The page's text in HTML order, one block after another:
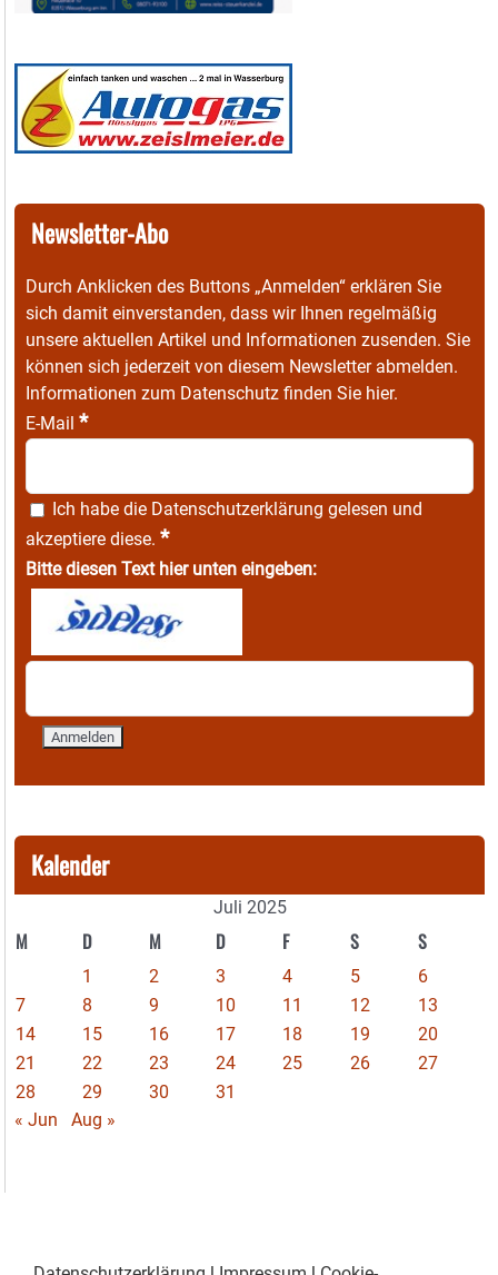
Newsletter-Abo
Durch Anklicken des Buttons „Anmelden“ erklären Sie
sich damit einverstanden, dass wir Ihnen regelmäßig
unsere aktuellen Artikel und Informationen zusenden. Sie
können sich jederzeit von diesem Newsletter abmelden.
Informationen zum Datenschutz finden Sie hier.
E-Mail *
Ich habe die Datenschutzerklärung gelesen und
akzeptiere diese. *
Bitte diesen Text hier unten eingeben:
Kalender
Juli 2025
M D M D F S S
1 2 3 4 5
6
7
8 9 10 11 12
13
14
15 16 17 18 19
20
21
22 23 24 25 26
27
28
29 30
31
« Jun
Aug »